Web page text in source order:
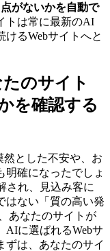
がないかを自動で
トは常に最新のAI
けるWebサイトへと
のサイト
を確認する
然とした不安や、お
明確になったでしょ
され、見込み客に
はない「質の高い発
あなたのサイトが
AIに選ばれるWebサ
ずは、あなたのサイ